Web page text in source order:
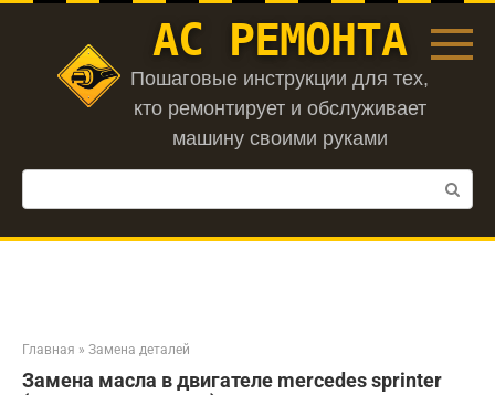
Перейти
АС РЕМОНТА
Пошаговые инструкции для тех,
кто ремонтирует и обслуживает
машину своими руками
Поиск:
Главная » Замена деталей
Замена масла в двигателе mercedes sprinter